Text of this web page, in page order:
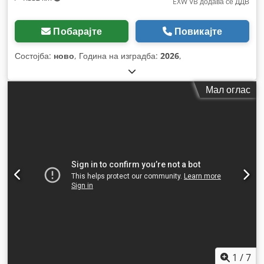
Побарајте Повикајте
Состојба: ново, Година на изградба: 2026,
Мал оглас
1 /7